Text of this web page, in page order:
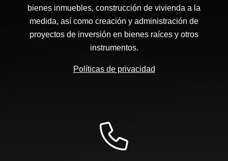
bienes inmuebles, construcción de vivienda a la
medida, así como creación y administración de
proyectos de inversión en bienes raíces y otros
instrumentos.
Políticas de privacidad